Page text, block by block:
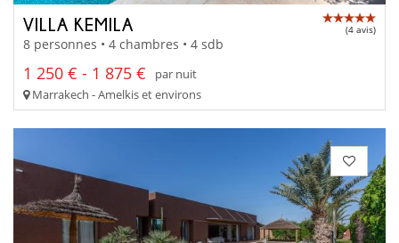
VILLA KEMILA (4 avis)
8 personnes • 4 chambres • 4 sdb
1 250 € - 1 875 €
par nuit
Marrakech - Amelkis et environs